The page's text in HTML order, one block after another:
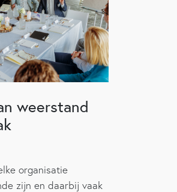
weerstand
organisatie
zijn en daarbij vaak